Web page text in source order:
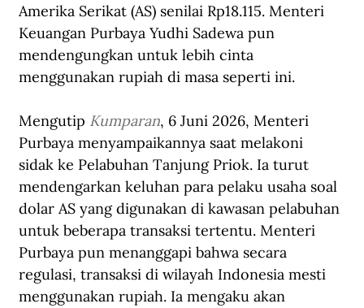
Amerika Serikat (AS) senilai Rp18.115. Menteri
Keuangan Purbaya Yudhi Sadewa pun
mendengungkan untuk lebih cinta
menggunakan rupiah di masa seperti ini.
Mengutip Kumparan, 6 Juni 2026, Menteri
Purbaya menyampaikannya saat melakoni
sidak ke Pelabuhan Tanjung Priok. Ia turut
mendengarkan keluhan para pelaku usaha soal
dolar AS yang digunakan di kawasan pelabuhan
untuk beberapa transaksi tertentu. Menteri
Purbaya pun menanggapi bahwa secara
regulasi, transaksi di wilayah Indonesia mesti
menggunakan rupiah. Ia mengaku akan